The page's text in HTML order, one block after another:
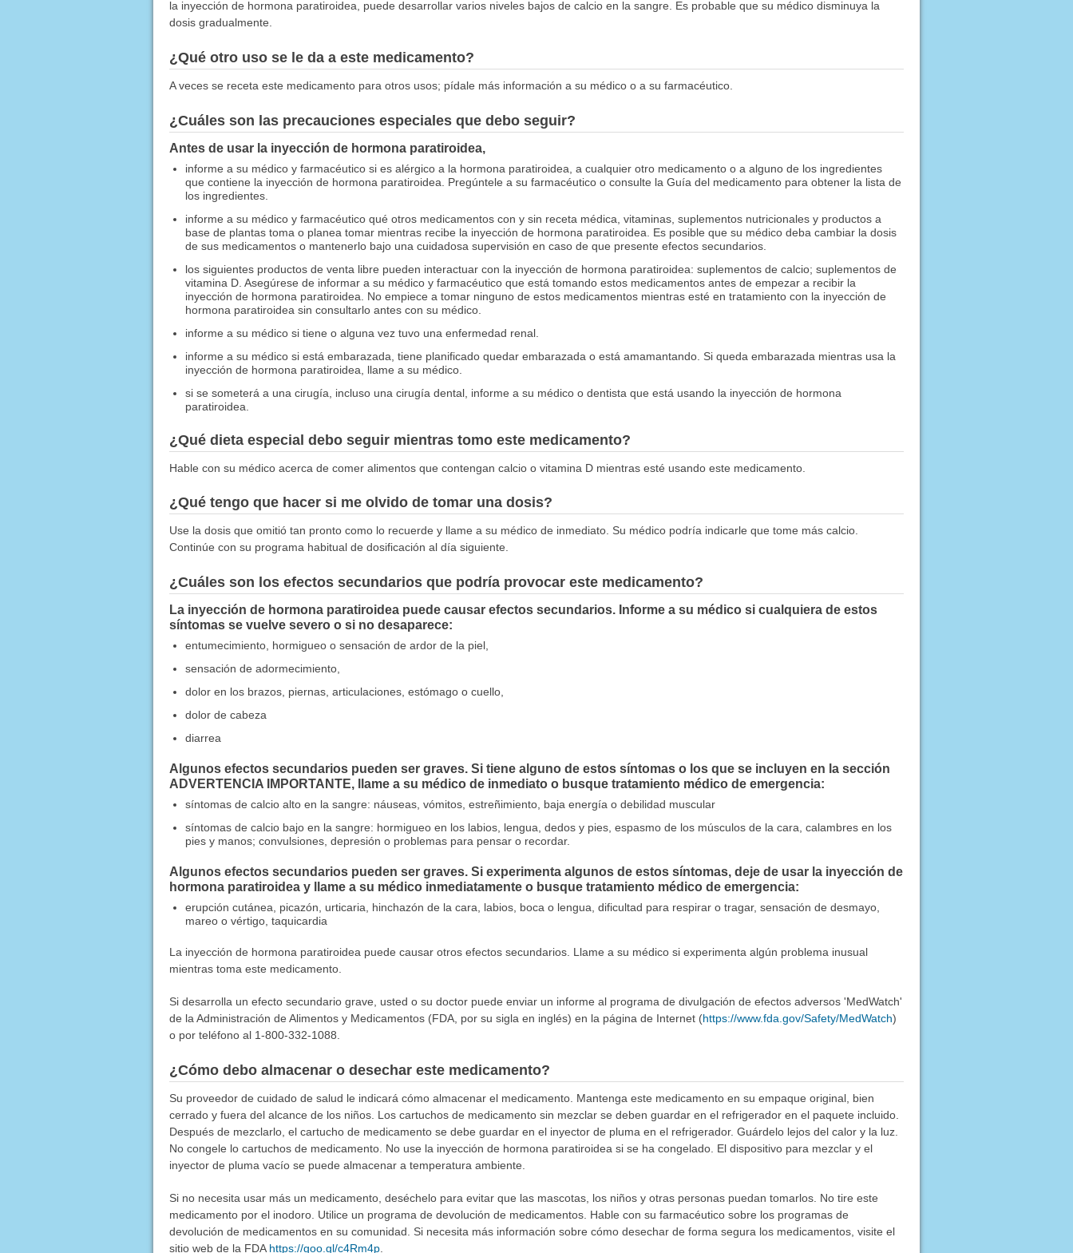
la inyección de hormona paratiroidea, puede desarrollar varios niveles bajos de calcio en la sangre. Es probable que su médico disminuya la
dosis gradualmente.
¿Qué otro uso se le da a este medicamento?
A veces se receta este medicamento para otros usos; pídale más información a su médico o a su farmacéutico.
¿Cuáles son las precauciones especiales que debo seguir?
Antes de usar la inyección de hormona paratiroidea,
informe a su médico y farmacéutico si es alérgico a la hormona paratiroidea, a cualquier otro medicamento o a alguno de los ingredientes
que contiene la inyección de hormona paratiroidea. Pregúntele a su farmacéutico o consulte la Guía del medicamento para obtener la lista de
los ingredientes.
informe a su médico y farmacéutico qué otros medicamentos con y sin receta médica, vitaminas, suplementos nutricionales y productos a
base de plantas toma o planea tomar mientras recibe la inyección de hormona paratiroidea. Es posible que su médico deba cambiar la dosis
de sus medicamentos o mantenerlo bajo una cuidadosa supervisión en caso de que presente efectos secundarios.
los siguientes productos de venta libre pueden interactuar con la inyección de hormona paratiroidea: suplementos de calcio; suplementos de
vitamina D. Asegúrese de informar a su médico y farmacéutico que está tomando estos medicamentos antes de empezar a recibir la
inyección de hormona paratiroidea. No empiece a tomar ninguno de estos medicamentos mientras esté en tratamiento con la inyección de
hormona paratiroidea sin consultarlo antes con su médico.
informe a su médico si tiene o alguna vez tuvo una enfermedad renal.
informe a su médico si está embarazada, tiene planificado quedar embarazada o está amamantando. Si queda embarazada mientras usa la
inyección de hormona paratiroidea, llame a su médico.
si se someterá a una cirugía, incluso una cirugía dental, informe a su médico o dentista que está usando la inyección de hormona
paratiroidea.
¿Qué dieta especial debo seguir mientras tomo este medicamento?
Hable con su médico acerca de comer alimentos que contengan calcio o vitamina D mientras esté usando este medicamento.
¿Qué tengo que hacer si me olvido de tomar una dosis?
Use la dosis que omitió tan pronto como lo recuerde y llame a su médico de inmediato. Su médico podría indicarle que tome más calcio.
Continúe con su programa habitual de dosificación al día siguiente.
¿Cuáles son los efectos secundarios que podría provocar este medicamento?
La inyección de hormona paratiroidea puede causar efectos secundarios. Informe a su médico si cualquiera de estos
síntomas se vuelve severo o si no desaparece:
entumecimiento, hormigueo o sensación de ardor de la piel,
sensación de adormecimiento,
dolor en los brazos, piernas, articulaciones, estómago o cuello,
dolor de cabeza
diarrea
Algunos efectos secundarios pueden ser graves. Si tiene alguno de estos síntomas o los que se incluyen en la sección
ADVERTENCIA IMPORTANTE, llame a su médico de inmediato o busque tratamiento médico de emergencia:
síntomas de calcio alto en la sangre: náuseas, vómitos, estreñimiento, baja energía o debilidad muscular
síntomas de calcio bajo en la sangre: hormigueo en los labios, lengua, dedos y pies, espasmo de los músculos de la cara, calambres en los
pies y manos; convulsiones, depresión o problemas para pensar o recordar.
Algunos efectos secundarios pueden ser graves. Si experimenta algunos de estos síntomas, deje de usar la inyección de
hormona paratiroidea y llame a su médico inmediatamente o busque tratamiento médico de emergencia:
erupción cutánea, picazón, urticaria, hinchazón de la cara, labios, boca o lengua, dificultad para respirar o tragar, sensación de desmayo,
mareo o vértigo, taquicardia
La inyección de hormona paratiroidea puede causar otros efectos secundarios. Llame a su médico si experimenta algún problema inusual
mientras toma este medicamento.
Si desarrolla un efecto secundario grave, usted o su doctor puede enviar un informe al programa de divulgación de efectos adversos 'MedWatch'
de la Administración de Alimentos y Medicamentos (FDA, por su sigla en inglés) en la página de Internet (https://www.fda.gov/Safety/MedWatch)
o por teléfono al 1-800-332-1088.
¿Cómo debo almacenar o desechar este medicamento?
Su proveedor de cuidado de salud le indicará cómo almacenar el medicamento. Mantenga este medicamento en su empaque original, bien
cerrado y fuera del alcance de los niños. Los cartuchos de medicamento sin mezclar se deben guardar en el refrigerador en el paquete incluido.
Después de mezclarlo, el cartucho de medicamento se debe guardar en el inyector de pluma en el refrigerador. Guárdelo lejos del calor y la luz.
No congele lo cartuchos de medicamento. No use la inyección de hormona paratiroidea si se ha congelado. El dispositivo para mezclar y el
inyector de pluma vacío se puede almacenar a temperatura ambiente.
Si no necesita usar más un medicamento, deséchelo para evitar que las mascotas, los niños y otras personas puedan tomarlos. No tire este
medicamento por el inodoro. Utilice un programa de devolución de medicamentos. Hable con su farmacéutico sobre los programas de
devolución de medicamentos en su comunidad. Si necesita más información sobre cómo desechar de forma segura los medicamentos, visite el
sitio web de la FDAhttps://goo.gl/c4Rm4p.